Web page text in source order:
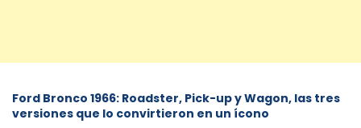
Ford Bronco 1966: Roadster, Pick-up y Wagon, las tres
versiones que lo convirtieron en un ícono